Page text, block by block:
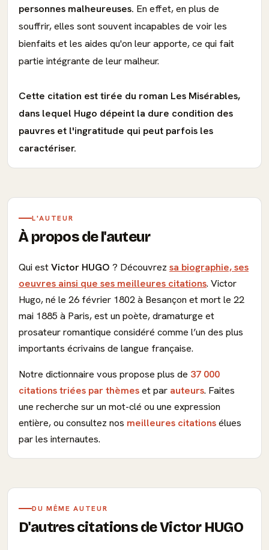
personnes malheureuses. En effet, en plus de
souffrir, elles sont souvent incapables de voir les
bienfaits et les aides qu'on leur apporte, ce qui fait
partie intégrante de leur malheur.
Cette citation est tirée du roman Les Misérables,
dans lequel Hugo dépeint la dure condition des
pauvres et l'ingratitude qui peut parfois les
caractériser.
L'AUTEUR
À propos de l'auteur
Qui estVictor HUGO ? Découvrez sa biographie, ses
oeuvres ainsi que ses meilleures citations. Victor
Hugo, né le 26 février 1802 à Besançon et mort le 22
mai 1885 à Paris, est un poète, dramaturge et
prosateur romantique considéré comme l’un des plus
importants écrivains de langue française.
Notre dictionnaire vous propose plus de 37 000
citations triées par thèmeset par auteurs. Faites
une recherche sur un mot-clé ou une expression
entière, ou consultez nos meilleures citationsélues
par les internautes.
DU MÊME AUTEUR
D'autres citations de Victor HUGO